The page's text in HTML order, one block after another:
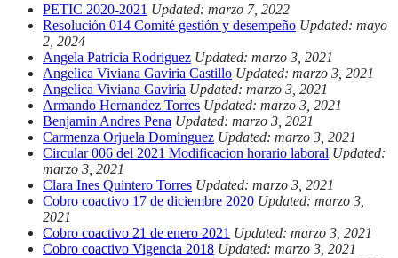
PETIC 2020-2021 Updated: marzo 7, 2022
Resolución 014 Comité gestión y desempeño Updated: mayo
2, 2024
Angela Patricia Rodriguez Updated: marzo 3, 2021
Angelica Viviana Gaviria Castillo Updated: marzo 3, 2021
Angelica Viviana Gaviria Updated: marzo 3, 2021
Armando Hernandez Torres Updated: marzo 3, 2021
Benjamin Andres Pena Updated: marzo 3, 2021
Carmenza Orjuela Dominguez Updated: marzo 3, 2021
Circular 006 del 2021 Modificacion horario laboral Updated:
marzo 3, 2021
Clara Ines Quintero Torres Updated: marzo 3, 2021
Cobro coactivo 17 de diciembre 2020 Updated: marzo 3,
2021
Cobro coactivo 21 de enero 2021 Updated: marzo 3, 2021
Cobro coactivo Vigencia 2018 Updated: marzo 3, 2021